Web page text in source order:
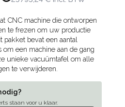
CNC machine die ontworpen
te frezen om uw productie
pakket bevat een aantal
om een machine aan de gang
unieke vacuümtafel om alle
te verwijderen.
staan voor u klaar.